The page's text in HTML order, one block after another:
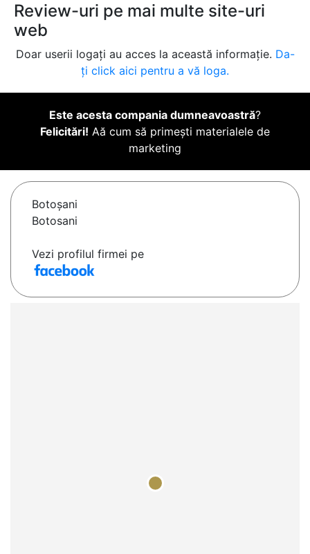
Review-uri pe mai multe site-uri
web
Doar userii logați au acces la această informație. Da-
ți click aici pentru a vă loga.
Este acesta compania dumneavoastră?
Felicitări! Aă cum să primești materialele de
marketing
Botoşani
Botosani
Vezi profilul firmei pe